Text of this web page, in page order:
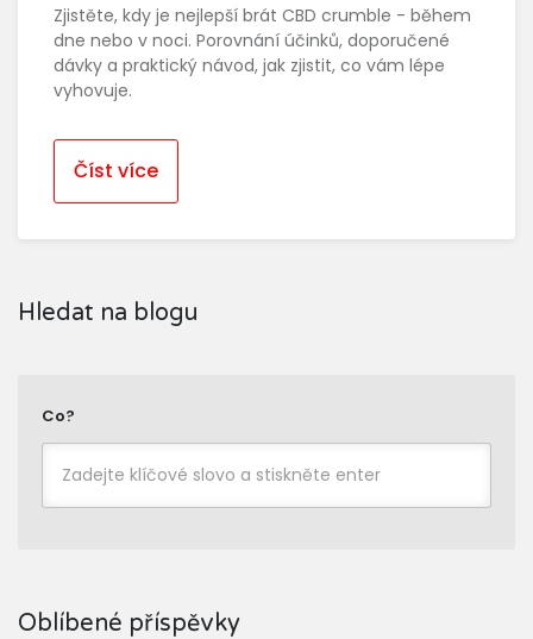
Zjistěte, kdy je nejlepší brát CBD crumble - během
dne nebo v noci. Porovnání účinků, doporučené
dávky a praktický návod, jak zjistit, co vám lépe
vyhovuje.
Číst více
Hledat na blogu
Co?
Oblíbené příspěvky